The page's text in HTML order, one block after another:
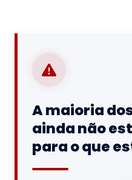
A maioria
ainda não
para o que